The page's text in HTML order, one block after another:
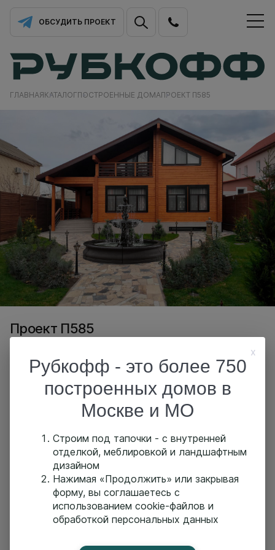
ОБСУДИТЬ ПРОЕКТ
ГЛАВНАЯКАТАЛОГПОСТРОЕННЫЕ ДОМАПРОЕКТ П585
Проект П585
Обсудить проект Оставить заявку
Похожие проекты
Рубкофф - это более 750
построенных домов в
Москве и МО
Строим под тапочки - с внутренней
отделкой, меблировкой и ландшафтным
дизайном
Нажимая «Продолжить» или закрывая
форму, вы соглашаетесь с
использованием cookie-файлов и
обработкой персональных данных
x